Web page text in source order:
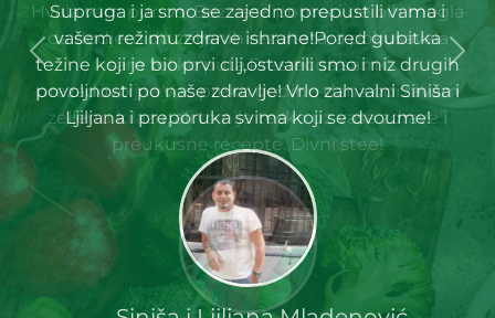
Hvala vam punoo. Bez vase pomoci ne bih mogla
da dodjem do zeljenih rezultata, a pokusavala
sam toliko puta.Presrecna sam i
prezadovoljna.Vec preko godinu dana odrzavam
zeljenu kilazu, ali to nije tesko uz vase zdrave i
preukusne recepte. Divni stee!
Previous